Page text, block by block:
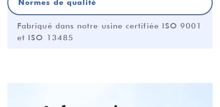
Normes de qualité
Fabriqué dans notre usine certifiée ISO 9001
et ISO 13485